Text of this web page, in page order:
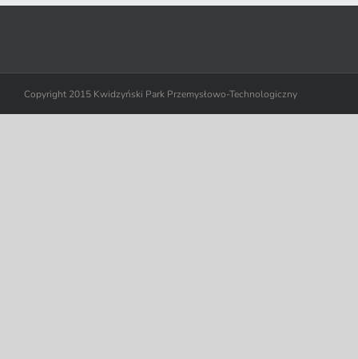
Copyright 2015 Kwidzyński Park Przemysłowo-Technologiczny